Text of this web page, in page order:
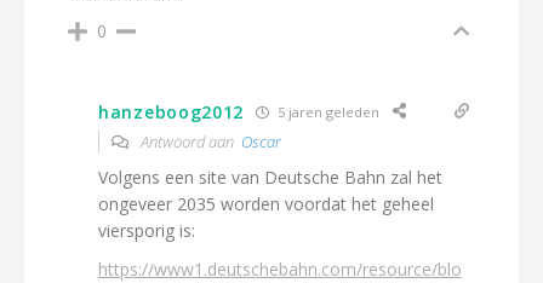
0
hanzeboog2012 5 jaren geleden
Antwoord aan Oscar
Volgens een site van Deutsche Bahn zal het
ongeveer 2035 worden voordat het geheel
viersporig is:
https://www1.deutschebahn.com/resource/blo